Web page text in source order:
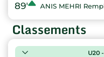
89' ANIS MEHRI
Classements
U20